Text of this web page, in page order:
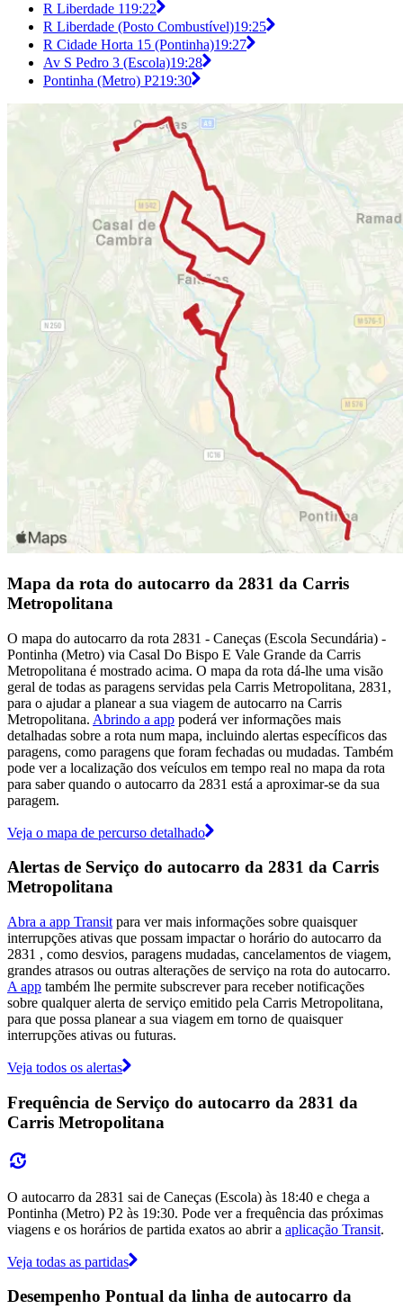
R Liberdade 119:22
R Liberdade (Posto Combustível)19:25
R Cidade Horta 15 (Pontinha)19:27
Av S Pedro 3 (Escola)19:28
Pontinha (Metro) P219:30
Mapa da rota do autocarro da 2831 da Carris
Metropolitana
O mapa do autocarro da rota 2831 - Caneças (Escola Secundária) -
Pontinha (Metro) via Casal Do Bispo E Vale Grande da Carris
Metropolitana é mostrado acima. O mapa da rota dá-lhe uma visão
geral de todas as paragens servidas pela Carris Metropolitana, 2831,
para o ajudar a planear a sua viagem de autocarro na Carris
Metropolitana. Abrindo a app poderá ver informações mais
detalhadas sobre a rota num mapa, incluindo alertas específicos das
paragens, como paragens que foram fechadas ou mudadas. Também
pode ver a localização dos veículos em tempo real no mapa da rota
para saber quando o autocarro da 2831 está a aproximar-se da sua
paragem.
Veja o mapa de percurso detalhado
Alertas de Serviço do autocarro da 2831 da Carris
Metropolitana
Abra a app Transit para ver mais informações sobre quaisquer
interrupções ativas que possam impactar o horário do autocarro da
2831 , como desvios, paragens mudadas, cancelamentos de viagem,
grandes atrasos ou outras alterações de serviço na rota do autocarro.
A app também lhe permite subscrever para receber notificações
sobre qualquer alerta de serviço emitido pela Carris Metropolitana,
para que possa planear a sua viagem em torno de quaisquer
interrupções ativas ou futuras.
Veja todos os alertas
Frequência de Serviço do autocarro da 2831 da
Carris Metropolitana
O autocarro da 2831 sai de Caneças (Escola) às 18:40 e chega a
Pontinha (Metro) P2 às 19:30. Pode ver a frequência das próximas
viagens e os horários de partida exatos ao abrir a aplicação Transit.
Veja todas as partidas
Desempenho Pontual da linha de autocarro da